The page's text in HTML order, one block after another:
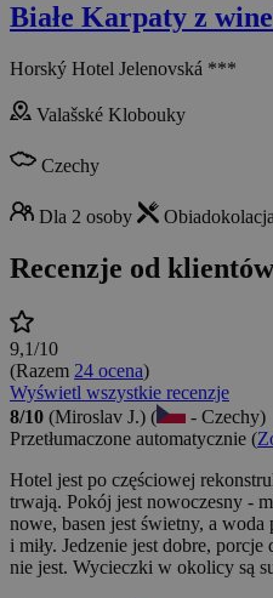
Białe Karpaty z
Horský Hotel Jelenovská ***
Valašské Klobouky
Czechy
Dla 2 osoby Obiadokolacja
Recenzje od klientów
9,1/10
(Razem 24 ocena)
Wyświetl wszystkie recenzje
8/10 (Miroslav J.) (
- Czechy)
Przetłumaczone automatycznie (
Hotel jest po częściowej
trwają. Pokój jest nowoczesny -
nowe, basen jest świetny, a
i miły. Jedzenie jest dobre,
nie jest. Wycieczki w okolicy są